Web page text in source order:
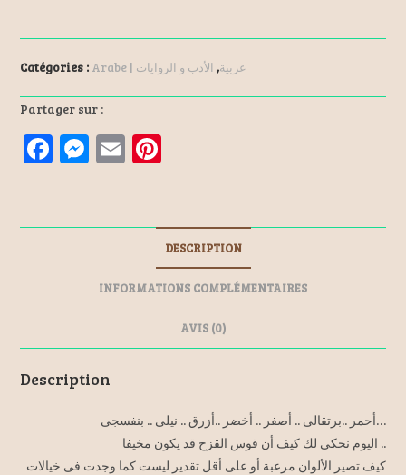
Catégories : Arabe | عربية, الأدب و الروايات
Partager sur :
F
b
M
n
r
E
l es
tDESCRIPTION
INFORMATIONS COMPLÉMENTAIRES
AVIS (0)
Description
أحمر ..برتقالى .. أصفر .. أخضر ..أزرق .. نيلى .. بنفسجى…
اليوم نحكى لك كيف أن قوس القزح قد يكون مخيفا ..
كيف تصير الألوان مرعبة أو على أقل تقدير ليست كما وجدت فى خيالات